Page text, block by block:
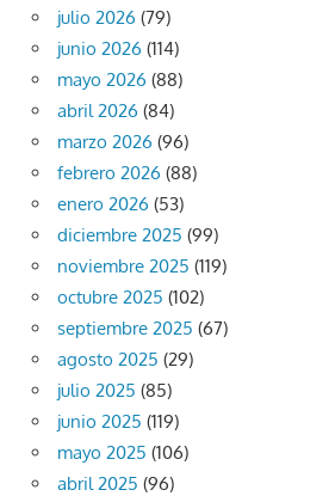
julio 2026 (79)
junio 2026 (114)
mayo 2026 (88)
abril 2026 (84)
marzo 2026 (96)
febrero 2026 (88)
enero 2026 (53)
diciembre 2025 (99)
noviembre 2025 (119)
octubre 2025 (102)
septiembre 2025 (67)
agosto 2025 (29)
julio 2025 (85)
junio 2025 (119)
mayo 2025 (106)
abril 2025 (96)